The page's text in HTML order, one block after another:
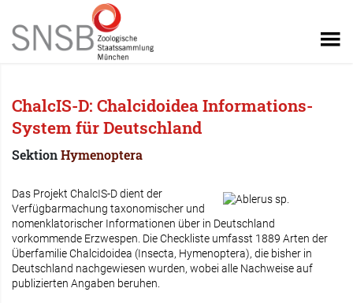
ChalcIS-D: Chalcidoidea Informations-
System für Deutschland
SektionHymenoptera
Das Projekt ChalcIS-D dient der
Verfügbarmachung taxonomischer und
nomenklatorischer Informationen über in Deutschland
vorkommende Erzwespen. Die Checkliste umfasst 1889 Arten der
Überfamilie Chalcidoidea (Insecta, Hymenoptera), die bisher in
Deutschland nachgewiesen wurden, wobei alle Nachweise auf
publizierten Angaben beruhen.